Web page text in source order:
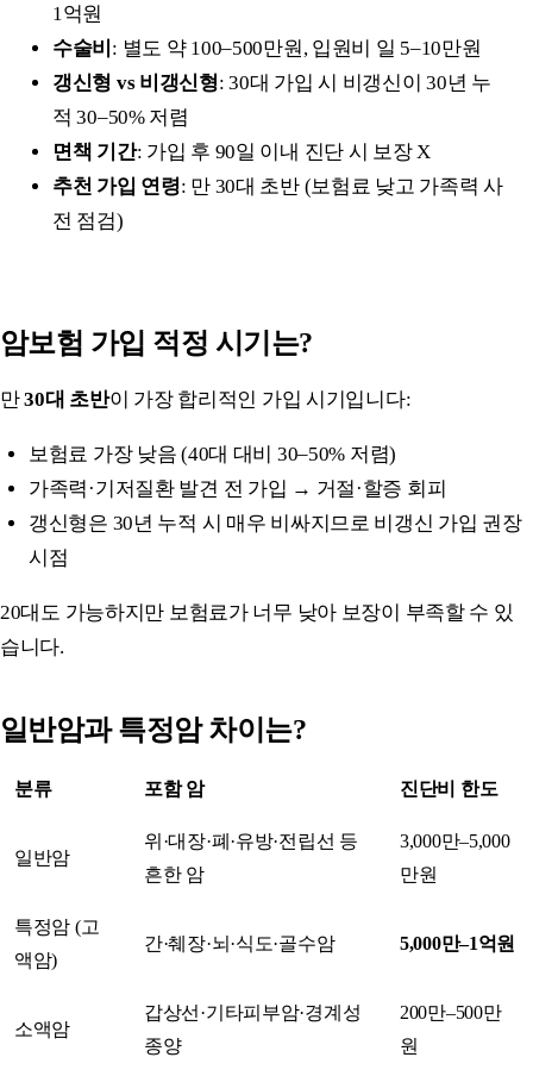
1억원
수술비 : 별도 약 100–500만원, 입원비 일 5–10만원
갱신형 vs 비갱신형: 30대 가입 시 비갱신이 30년 누
적 30–50% 저렴
면책 기간: 가입 후 90일 이내 진단 시 보장 X
추천 가입 연령: 만 30대 초반 (보험료 낮고 가족력 사
전 점검)
암보험 가입 적정 시기는?
만30대 초반이 가장 합리적인 가입 시기입니다:
보험료 가장 낮음 (40대 대비 30–50% 저렴)
가족력·기저질환 발견 전 가입 → 거절·할증 회피
갱신형은 30년 누적 시 매우 비싸지므로 비갱신 가입 권장
시점
20대도 가능하지만 보험료가 너무 낮아 보장이 부족할 수 있
습니다.
일반암과 특정암 차이는?
분류 포함 암 진단비 한도
일반암
위·대장·폐·유방·전립선 등
흔한 암
3,000만–5,000
만원
특정암 (고
액암)
간·췌장·뇌·식도·골수암 5,000만–1억원
소액암
갑상선·기타피부암·경계성
종양
200만–500만
원